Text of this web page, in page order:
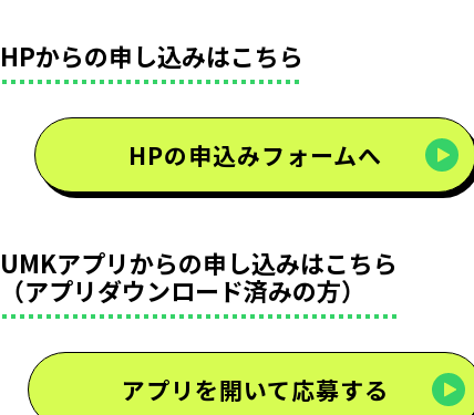
HPからの申し込みはこちら
HPの申込みフォームへ
UMKアプリからの申し込みはこちら
（アプリダウンロード済みの方）
アプリを開いて応募する